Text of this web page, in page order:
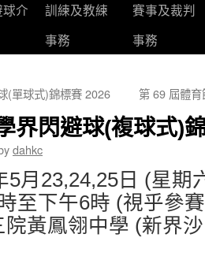
介
訓練及教練
事務
賽事及裁判
事務
(單球式)錦標賽 2026 第 69 屆體
界閃避球(複球式)
dahkc
5月23,24,25日 (星期
至下午6時 (視乎參
院黃鳳翎中學 (新界